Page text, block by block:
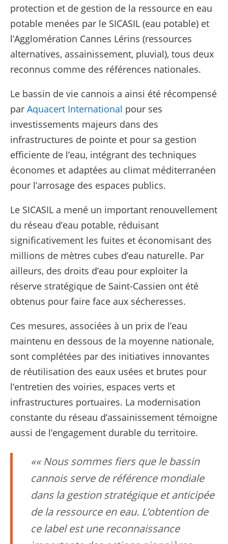
protection et de gestion de la ressource en eau
potable menées par le SICASIL (eau potable) et
l’Agglomération Cannes Lérins (ressources
alternatives, assainissement, pluvial), tous deux
reconnus comme des références nationales.
Le bassin de vie cannois a ainsi été récompensé
parAquacert International pour ses
investissements majeurs dans des
infrastructures de pointe et pour sa gestion
efficiente de l’eau, intégrant des techniques
économes et adaptées au climat méditerranéen
pour l’arrosage des espaces publics.
Le SICASIL a mené un important renouvellement
du réseau d’eau potable, réduisant
significativement les fuites et économisant des
millions de mètres cubes d’eau naturelle. Par
ailleurs, des droits d’eau pour exploiter la
réserve stratégique de Saint-Cassien ont été
obtenus pour faire face aux sécheresses.
Ces mesures, associées à un prix de l’eau
maintenu en dessous de la moyenne nationale,
sont complétées par des initiatives innovantes
de réutilisation des eaux usées et brutes pour
l’entretien des voiries, espaces verts et
infrastructures portuaires. La modernisation
constante du réseau d’assainissement témoigne
aussi de l’engagement durable du territoire.
« Nous sommes fiers que le bassin
cannois serve de référence mondiale
dans la gestion stratégique et anticipée
de la ressource en eau. L’obtention de
ce label est une reconnaissance